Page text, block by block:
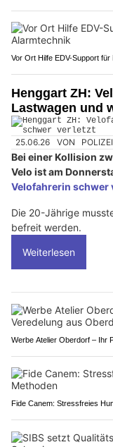
Vor Ort Hilfe EDV-Support
Henggart ZH:
Lastwagen und
25.06.26 VON
Bei einer Kollision
Velo ist am
Velofahrerin schwer
Die 20-Jährige
befreit werden.
Weiterlesen
Werbe Atelier Oberdorf – Ihr
Fide Canem: Stressfreies